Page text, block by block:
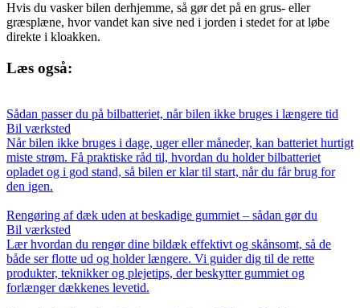
Hvis du vasker bilen derhjemme, så gør det på en grus- eller
græsplæne, hvor vandet kan sive ned i jorden i stedet for at løbe
direkte i kloakken.
Læs også:
Sådan passer du på bilbatteriet, når bilen ikke bruges i længere tid
Bil værksted
Når bilen ikke bruges i dage, uger eller måneder, kan batteriet hurtigt
miste strøm. Få praktiske råd til, hvordan du holder bilbatteriet
opladet og i god stand, så bilen er klar til start, når du får brug for
den igen.
Rengøring af dæk uden at beskadige gummiet – sådan gør du
Bil værksted
Lær hvordan du rengør dine bildæk effektivt og skånsomt, så de
både ser flotte ud og holder længere. Vi guider dig til de rette
produkter, teknikker og plejetips, der beskytter gummiet og
forlænger dækkenes levetid.